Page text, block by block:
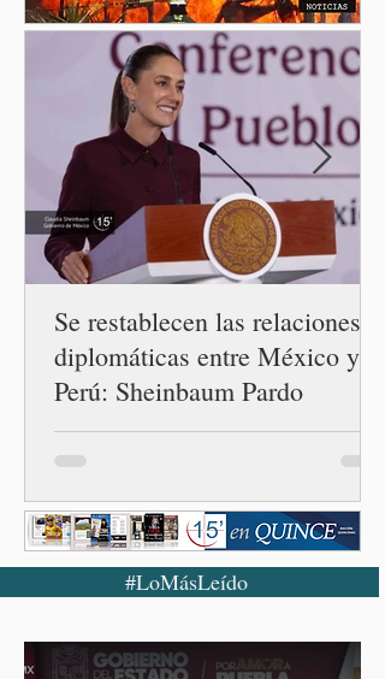
ciclosporiasis en México,
luego del incremento de
casos registrado en Estados
Unidos. Durante la
conferencia matutina en
Palacio Nacional, el
funcionario informó que en
el país únicamente se han
confirmado 33 casos de esta
enferme
Se restablecen las relaciones
diplomáticas entre México y
Perú: Sheinbaum Pardo
#LoMásLeído